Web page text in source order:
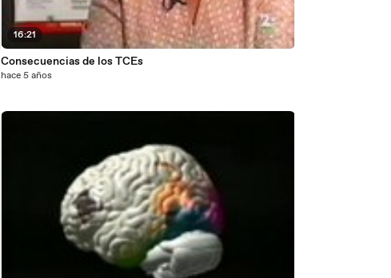
16:21
Consecuencias de los TCEs
hace 5 años